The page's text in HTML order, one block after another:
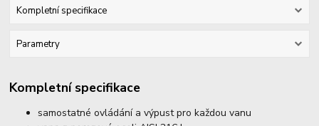
Kompletní specifikace
Parametry
Kompletní specifikace
samostatné ovládání a výpust pro každou vanu